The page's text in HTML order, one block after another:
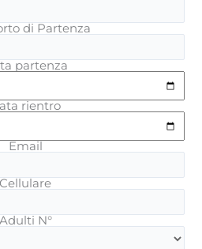
di Partenza
partenza
rientro
Email
Cellulare
Adulti N°